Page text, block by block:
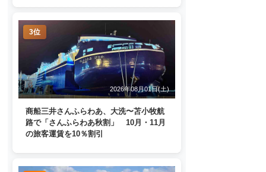
3位
2026年08月01日(土)
商船三井さんふらわあ、大洗〜苫小牧航
路で「さんふらわあ秋割」 10月・11月
の旅客運賃を10％割引